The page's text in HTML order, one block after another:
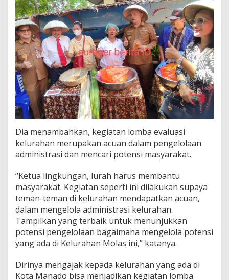
l
a
n
g
D
i
s
a
m
b
u
t
A
r
a
k
T
a
r
i
n
A
d
t
Dia menambahkan, kegiatan lomba evaluasi
kelurahan merupakan acuan dalam pengelolaan
administrasi dan mencari potensi masyarakat.
“Ketua lingkungan, lurah harus membantu
masyarakat. Kegiatan seperti ini dilakukan supaya
teman-teman di kelurahan mendapatkan acuan,
dalam mengelola administrasi kelurahan.
Tampilkan yang terbaik untuk menunjukkan
potensi pengelolaan bagaimana mengelola potensi
yang ada di Kelurahan Molas ini,” katanya.
Dirinya mengajak kepada kelurahan yang ada di
Kota Manado bisa menjadikan kegiatan lomba